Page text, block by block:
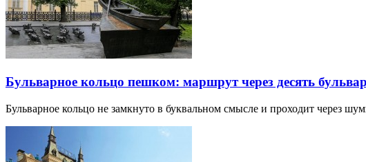
Бульварное кольцо пешком: маршрут через десять
Бульварное кольцо не замкнуто в буквальном смысле и проходит через